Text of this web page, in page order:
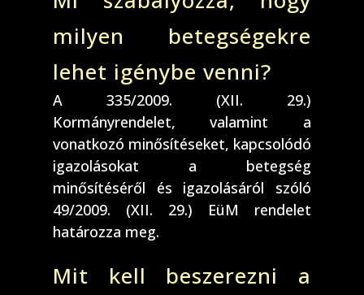
milyen betegségekre
lehet igénybe venni?
A 335/2009. (XII. 29.)
Kormányrendelet, valamint a
vonatkozó minősítéseket, kapcsolódó
igazolásokat a betegség
minősítéséről és igazolásáról szóló
49/2009. (XII. 29.) EüM rendelet
határozza meg.
Mit kell beszerezni a